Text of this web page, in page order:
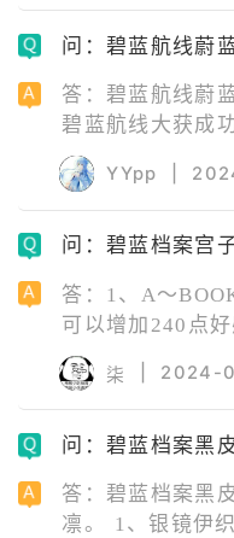
问：碧蓝航线蔚
答：碧蓝航线蔚
碧蓝航线大获成
案。虽然两个游
很多的。 碧蓝航
设置了多种舰船
以打捞、强化舰
YYpp
问：碧蓝档案宫
答：1、A～
可以增加240点
甜点口味：将此
感度； 3、军事3
给宫子可以增加
青春>：将此礼物
柒 2024-
问：碧蓝档案黑
答：碧蓝档案黑
凛。 1、银镜伊